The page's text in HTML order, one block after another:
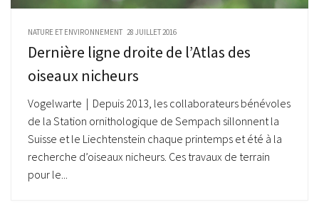
NATURE ET ENVIRONNEMENT 28 JUILLET 2016
Dernière ligne droite de l’Atlas des
oiseaux nicheurs
Vogelwarte | Depuis 2013, les collaborateurs bénévoles
de la Station ornithologique de Sempach sillonnent la
Suisse et le Liechtenstein chaque printemps et été à la
recherche d’oiseaux nicheurs. Ces travaux de terrain
pour le...